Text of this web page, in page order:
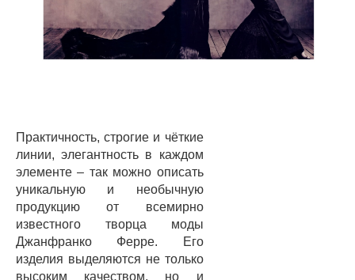
Практичность, строгие и чёткие
линии, элегантность в каждом
элементе – так можно описать
уникальную и необычную
продукцию от всемирно
известного творца моды
Джанфранко Ферре. Его
изделия выделяются не только
высоким качеством, но и